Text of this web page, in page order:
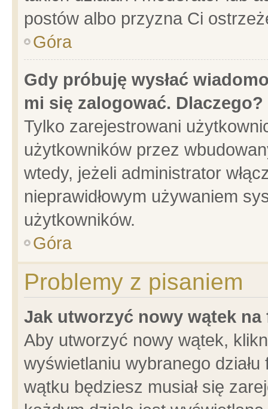
postów albo przyzna Ci
Góra
Gdy próbuję wysłać
mi się zalogować. Dlaczego?
Tylko zarejestrowani
użytkowników przez
wtedy, jeżeli administrator
nieprawidłowym używaniem
użytkowników.
Góra
Problemy z pisaniem
Jak utworzyć nowy wątek na
Aby utworzyć nowy wątek,
wyświetlaniu wybranego
wątku będziesz musiał się